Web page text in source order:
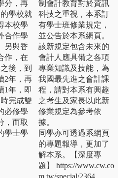
分，再
學校就
本校學
合作學
另與香
作，在
後，到
2年，再
1年，即
完成雙
必修學
，而取
學士學
制會計教育對於資訊
科技之重視，本系訂
有學士班修業規定，
並公告於本系網頁。
該新規定包含未來的
會計人應具備之各項
專業知識及技能，為
我國最先進之會計課
程，請對本系有興趣
之考生及家長以此新
修業規定為參考依
據。
同學亦可透過系網頁
的專題報導，更加了
解本系。【深度專
題】 https://www.cw.co
m.tw/special/2364